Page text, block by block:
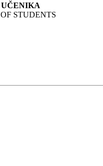
STUDENTS